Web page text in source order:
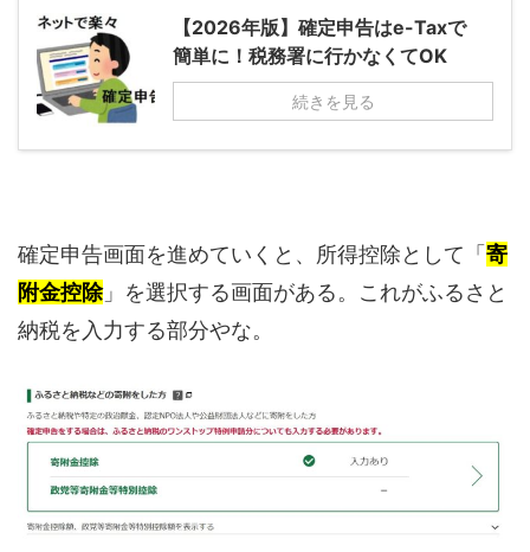
【2026年版】確定申告はe-Taxで
簡単に！税務署に行かなくてOK
続きを見る
確定申告画面を進めていくと、所得控除として「寄
附金控除」を選択する画面がある。これがふるさと
納税を入力する部分やな。